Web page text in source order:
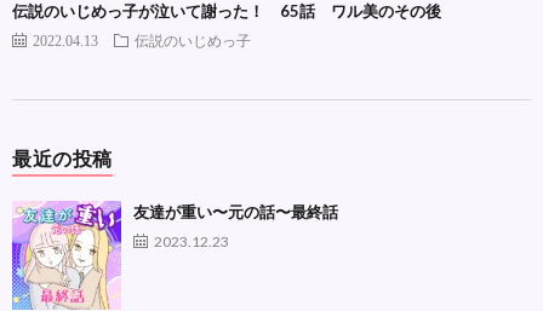
伝説のいじめっ子が泣いて謝った！ 65話 ワル美のその後
2022.04.13 伝説のいじめっ子
最近の投稿
友達が重い〜元の話〜最終話
2023.12.23